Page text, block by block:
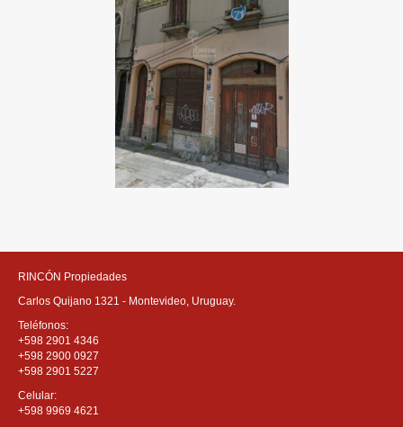
RINCÓN Propiedades
Carlos Quijano 1321 - Montevideo, Uruguay.
Teléfonos:
+598 2901 4346
+598 2900 0927
+598 2901 5227
Celular:
+598 9969 4621